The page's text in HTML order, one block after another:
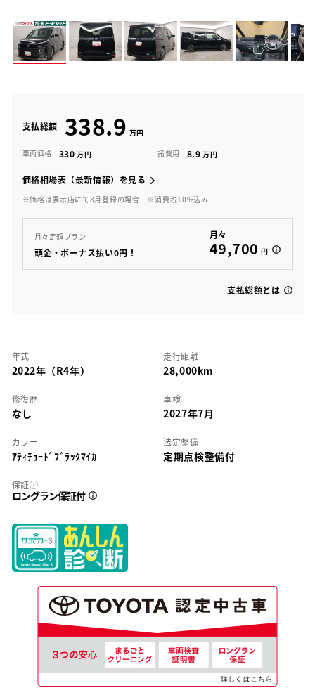
支払総額 338.9
車両価格 330 諸費用 8.9
価格相場表（最新情報）を見る
※価格は展示店にて8月登録の場合 ※消費税10%込み
月々定額プラン
頭金・ボーナス払い0円！
月々
49,700 円
支払総額とは
年式
2022年（R4年）
走行距離
28,000km
修復歴
なし
車検
2027年7月
カラー
ｱﾃｨﾁｭｰﾄﾞﾌﾞﾗｯｸﾏｲｶ
法定整備
定期点検整備付
保証①
ロングラン保証付